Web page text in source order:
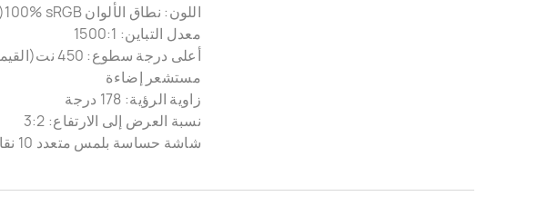
اللون: نطاق الألوان ‎100%‎ sRGB(القيمة النموذجية)
معدل التباين: 1500:1
أعلى درجة سطوع: 450 نت(القيمة النموذجية)
مستشعر إضاءة
زاوية الرؤية: 178 درجة
نسبة العرض إلى الارتفاع: 3:2
شاشة حساسة بلمس متعدد 10 نقاط وتتميز بإمكانية عمل لقطة شاشة بإيماءة الإصبع